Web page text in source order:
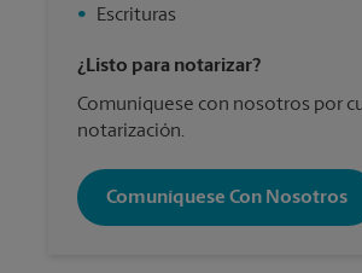
•
Escrituras
¿Listo para notarizar?
Comuníquese con nosotros por
notarización.
Comuníquese Con Nosotros